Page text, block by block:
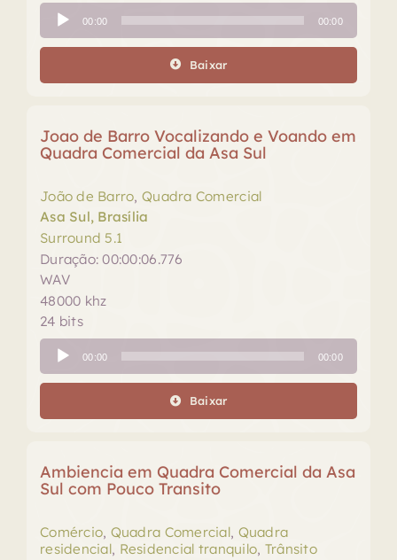
Tocador
de
áudio
00:00 00:00
Baixar
Joao de Barro Vocalizando e Voando em
Quadra Comercial da Asa Sul
João de Barro,Quadra Comercial
Asa Sul, Brasília
Surround 5.1
Duração: 00:00:06.776
WAV
48000 khz
24 bits
Tocador
de
áudio
00:00 00:00
Baixar
Ambiencia em Quadra Comercial da Asa
Sul com Pouco Transito
Comércio, Quadra Comercial, Quadra
residencial, Residencial tranquilo, Trânsito